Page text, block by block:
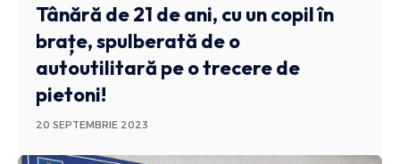
Tânără de 21 de ani, cu un copil în
brațe, spulberată de o
autoutilitară pe o trecere de
pietoni!
20 SEPTEMBRIE 2023